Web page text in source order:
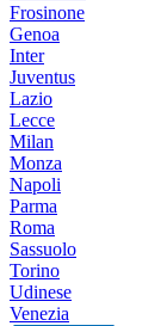
Frosinone
Genoa
Inter
Juventus
Lazio
Lecce
Milan
Monza
Napoli
Parma
Roma
Sassuolo
Torino
Udinese
Venezia